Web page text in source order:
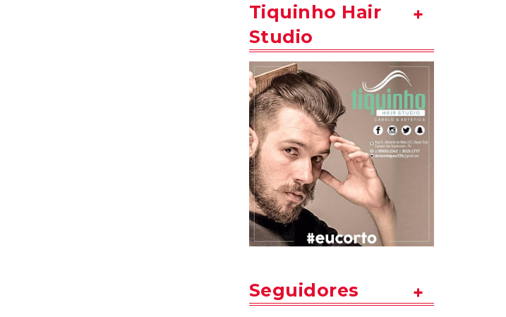
Tiquinho Hair
Studio
Seguidores